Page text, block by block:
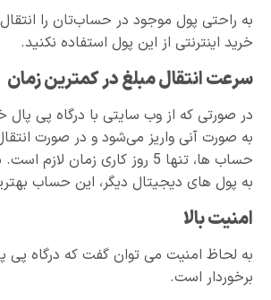
به راحتی پول موجود در حساب‌تان را
خرید اینترنتی از این پول استفاده نکنید.
سرعت انتقال مبلغ در کمترین زمان
در صورتی که از وب سایتی با درگاه پی پال
به صورت آنی واریز می‌شود و در صورت
حساب ها، تنها 5 روز کاری زمان
به پول های دیجیتال دیگر، این حساب
امنیت بالا
به لحاظ امنیت می توان گفت که درگاه پی
برخوردار است.